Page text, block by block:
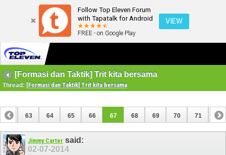
Follow Top Eleven Forum
with Tapatalk for Android
FREE - on Google Play
VIEW
[Formasi dan Taktik] Trit kita bersama
Thread: [Formasi dan Taktik] Trit kita bersama
62 63 64 65 66 67 68 69 70 71 72
82
Jimmy Carter said:
02-07-2014